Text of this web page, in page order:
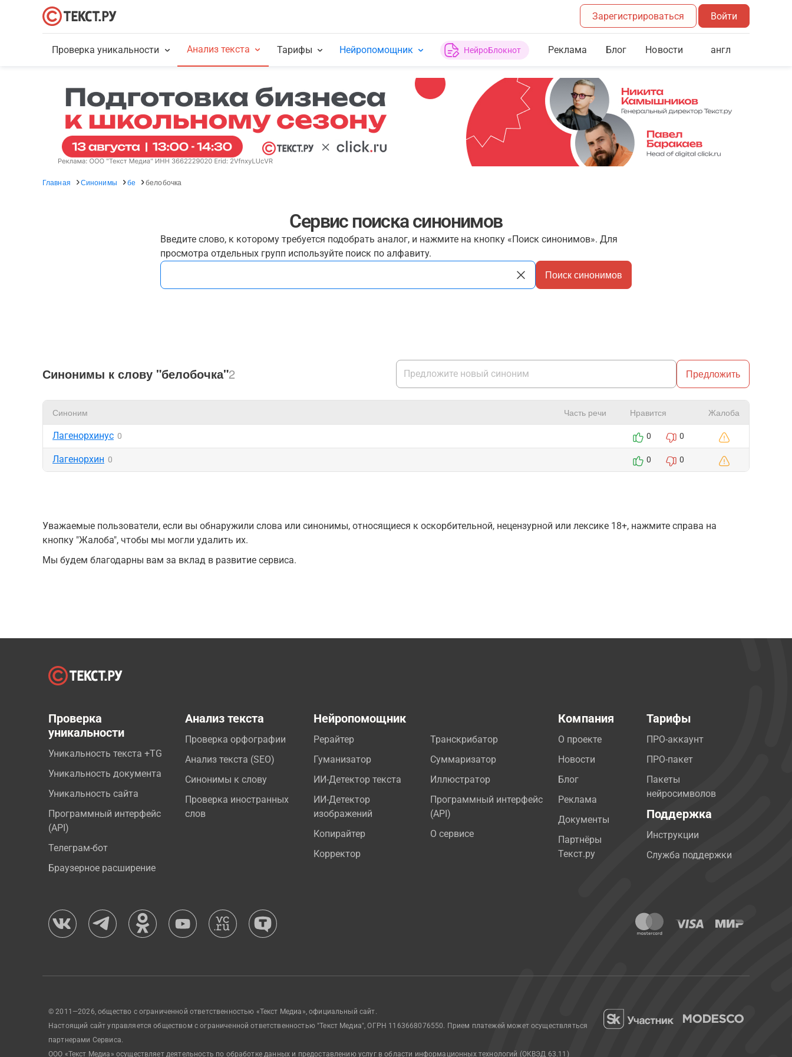
Зарегистрироваться Войти
Проверка уникальности Анализ текста Тарифы Нейропомощник НейроБлокнот Реклама Блог Новости англ
Главная Синонимы бе белобочка
Сервис поиска синонимов
Введите слово, к которому требуется подобрать аналог, и нажмите на кнопку «Поиск синонимов». Для
просмотра отдельных групп используйте поиск по алфавиту.
Поиск синонимов
Синонимы к слову "белобочка"2 Предложить
Синоним Часть речи Нравится Жалоба
Лагенорхинус 0 0 0
Лагенорхин 0 0 0
Уважаемые пользователи, если вы обнаружили слова или синонимы, относящиеся к оскорбительной, нецензурной или лексике 18+, нажмите справа на
кнопку "Жалоба", чтобы мы могли удалить их.
Мы будем благодарны вам за вклад в развитие сервиса.
Проверка
уникальности
Уникальность текста +TG
Уникальность документа
Уникальность сайта
Программный интерфейс
(API)
Телеграм-бот
Браузерное расширение
Анализ текста
Проверка орфографии
Анализ текста (SEO)
Синонимы к слову
Проверка иностранных
слов
Нейропомощник
Рерайтер
Гуманизатор
ИИ-Детектор текста
ИИ-Детектор
изображений
Копирайтер
Корректор
Транскрибатор
Суммаризатор
Иллюстратор
Программный интерфейс
(API)
О сервисе
Компания
О проекте
Новости
Блог
Реклама
Документы
Партнёры
Текст.ру
Тарифы
ПРО-аккаунт
ПРО-пакет
Пакеты
нейросимволов
Поддержка
Инструкции
Служба поддержки
© 2011—2026, общество с ограниченной ответственностью «Текст Медиа», официальный сайт.
Настоящий сайт управляется обществом с ограниченной ответственностью "Текст Медиа", ОГРН 1163668076550. Прием платежей может осуществляться
партнерами Сервиса.
ООО «Текст Медиа» осуществляет деятельность по обработке данных и предоставлению услуг в области информационных технологий (ОКВЭД 63.11)